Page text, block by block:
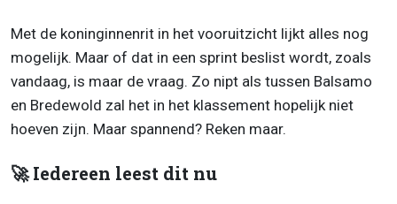
Met de koninginnenrit in het vooruitzicht lijkt alles nog
mogelijk. Maar of dat in een sprint beslist wordt, zoals
vandaag, is maar de vraag. Zo nipt als tussen Balsamo
en Bredewold zal het in het klassement hopelijk niet
hoeven zijn. Maar spannend? Reken maar.
🚀 Iedereen leest dit nu